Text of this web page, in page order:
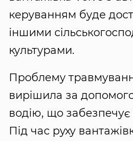
керуванням буде
іншими
культурами.
Проблему
вирішила за
водію, що
Під час руху